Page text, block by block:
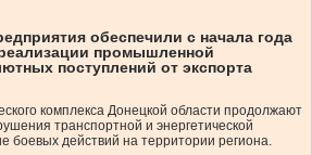
обеспечили с начала года
промышленной
поступлений от экспорта
комплекса Донецкой области продолжают
транспортной и энергетической
боевых действий на территории региона.